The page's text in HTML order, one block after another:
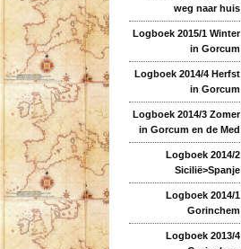
weg naar huis
Logboek 2015/1 Winter
in Gorcum
Logboek 2014/4 Herfst
in Gorcum
Logboek 2014/3 Zomer
in Gorcum en de Med
Logboek 2014/2
Sicilië>Spanje
Logboek 2014/1
Gorinchem
Logboek 2013/4